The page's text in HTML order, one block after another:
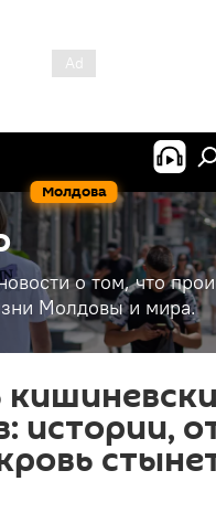
Молдова
о том, что
Молдовы и мира.
истории,